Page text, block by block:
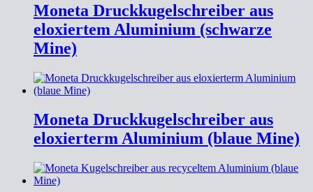
Moneta Druckkugelschreiber aus
eloxiertem Aluminium (schwarze
Mine)
Moneta Druckkugelschreiber aus
eloxierterm Aluminium (blaue Mine)